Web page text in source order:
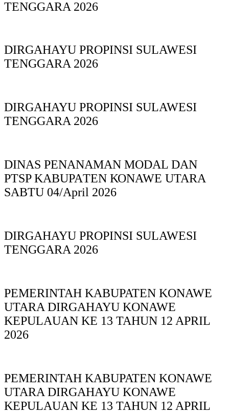
TENGGARA 2026
DIRGAHAYU PROPINSI SULAWESI
TENGGARA 2026
DIRGAHAYU PROPINSI SULAWESI
TENGGARA 2026
DINAS PΕΝΑΝΑΜAN MODAL DAN
PTSP KABUPAΤΕΝ ΚΟNAWE UTARA
SABTU 04/April 2026
DIRGAHAYU PROPINSI SULAWESI
TENGGARA 2026
PEMERINTAH KABUPATEN KONAWE
UTARA DIRGAHAYU KONAWE
KEPULAUAN KE 13 TAHUN 12 APRIL
2026
PEMERINTAH KABUPATEN KONAWE
UTARA DIRGAHAYU KONAWE
KEPULAUAN KE 13 TAHUN 12 APRIL